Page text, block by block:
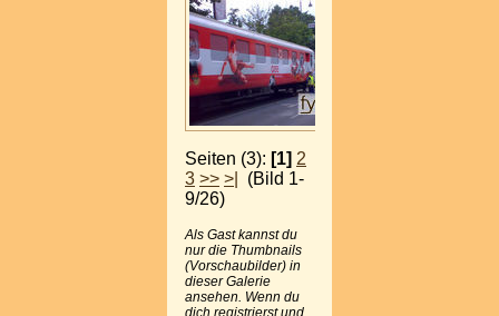
Seiten (3): [1] 2
3 >> >|
(Bild 1-
9/26)
Als Gast kannst du
nur die Thumbnails
(Vorschaubilder) in
dieser Galerie
ansehen. Wenn du
dich registrierst und